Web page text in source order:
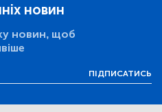
новин
новин, щоб
ПІДПИСАТИСЬ